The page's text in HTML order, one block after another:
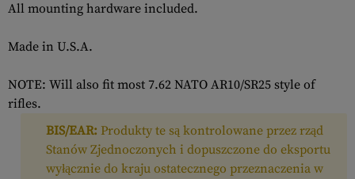
All mounting hardware included.
Made in U.S.A.
NOTE: Will also fit most 7.62 NATO AR10/SR25 style of
rifles.
BIS/EAR: Produkty te są kontrolowane przez rząd
Stanów Zjednoczonych i dopuszczone do eksportu
wyłącznie do kraju ostatecznego przeznaczenia w